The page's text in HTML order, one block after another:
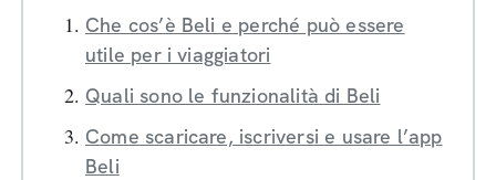
Che cos’è Beli e perché può essere
utile per i viaggiatori
Quali sono le funzionalità di Beli
Come scaricare, iscriversi e usare l’app
Beli